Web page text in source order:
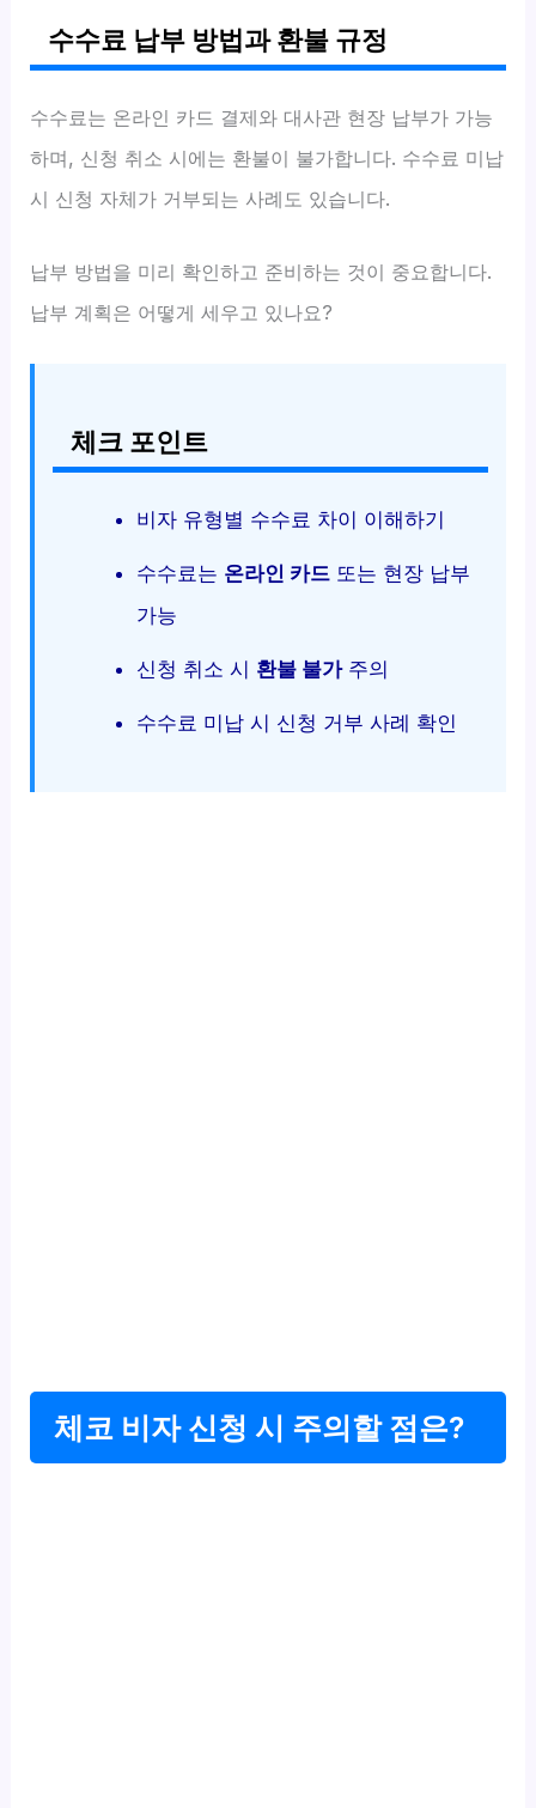
수수료 납부 방법과 환불 규정
수수료는 온라인 카드 결제와 대사관 현장 납부가 가능
하며, 신청 취소 시에는 환불이 불가합니다. 수수료 미납
시 신청 자체가 거부되는 사례도 있습니다.
납부 방법을 미리 확인하고 준비하는 것이 중요합니다.
납부 계획은 어떻게 세우고 있나요?
체크 포인트
비자 유형별 수수료 차이 이해하기
수수료는 온라인 카드또는 현장 납부
가능
신청 취소 시 환불 불가주의
수수료 미납 시 신청 거부 사례 확인
체코 비자 신청 시 주의할 점은?